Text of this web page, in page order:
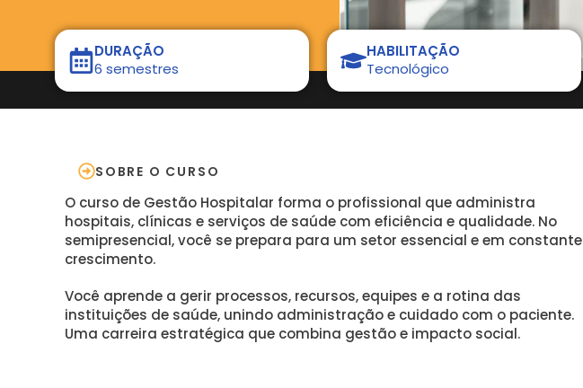
DURAÇÃO
6 semestres
HABILITAÇÃO
Tecnológico
SOBRE O CURSO
O curso de Gestão Hospitalar forma o profissional que administra
hospitais, clínicas e serviços de saúde com eficiência e qualidade. No
semipresencial, você se prepara para um setor essencial e em constante
crescimento.
Você aprende a gerir processos, recursos, equipes e a rotina das
instituições de saúde, unindo administração e cuidado com o paciente.
Uma carreira estratégica que combina gestão e impacto social.